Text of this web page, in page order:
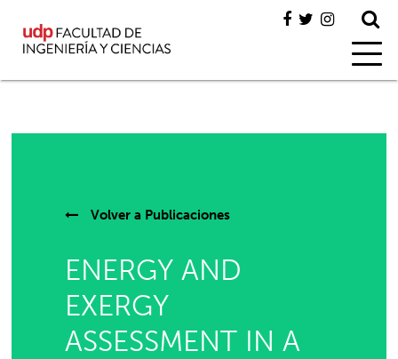
Volver a Publicaciones
ENERGY AND
EXERGY
ASSESSMENT IN A